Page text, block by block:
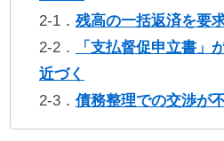
2-1． 残高の一括返済を要
2-2．
「支払督促申立書」
近づく
2-3． 債務整理での交渉が